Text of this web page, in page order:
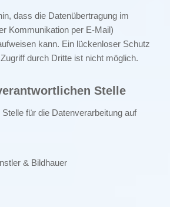
dass die Datenübertragung im
Kommunikation per E-Mail)
kann. Ein lückenloser Schutz
durch Dritte ist nicht möglich.
Stelle
für die Datenverarbeitung auf
& Bildhauer